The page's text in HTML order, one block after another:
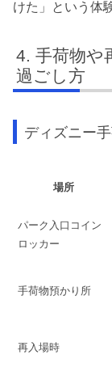
けた」という体
手荷物や
過ごし方
ディズニー
場所
パーク入口コイン
ロッカー
手荷物預かり所
再入場時